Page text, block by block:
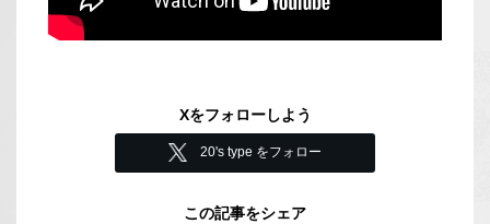
Xをフォローしよう
20's type をフォロー
この記事をシェア